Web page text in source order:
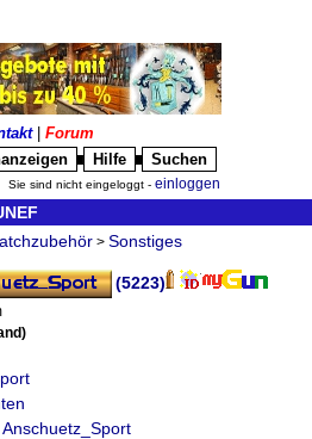
| Forum
Hilfe Suchen
Sie sind nicht eingeloggt - einloggen
> Sonstiges
(5223)